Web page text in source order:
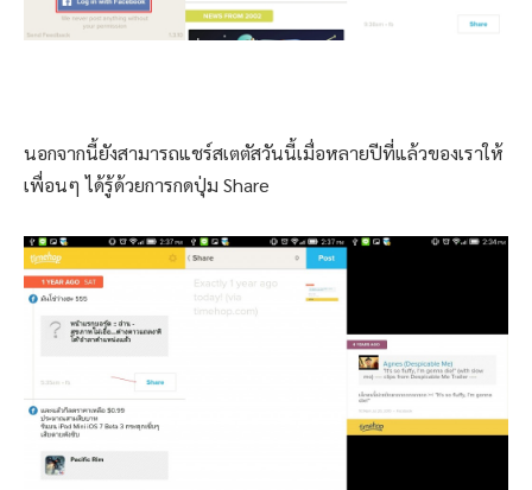
นอกจากนี้ยังสามารถแชร์สเตตัสวันนี้เมื่อหลายปีที่แล้วของเราให้
เพื่อนๆ ได้รู้ด้วยการกดปุ่ม Share